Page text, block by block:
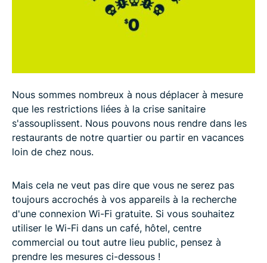
Nous sommes nombreux à nous déplacer à mesure
que les restrictions liées à la crise sanitaire
s'assouplissent. Nous pouvons nous rendre dans les
restaurants de notre quartier ou partir en vacances
loin de chez nous.
Mais cela ne veut pas dire que vous ne serez pas
toujours accrochés à vos appareils à la recherche
d'une connexion Wi-Fi gratuite. Si vous souhaitez
utiliser le Wi-Fi dans un café, hôtel, centre
commercial ou tout autre lieu public, pensez à
prendre les mesures ci-dessous !